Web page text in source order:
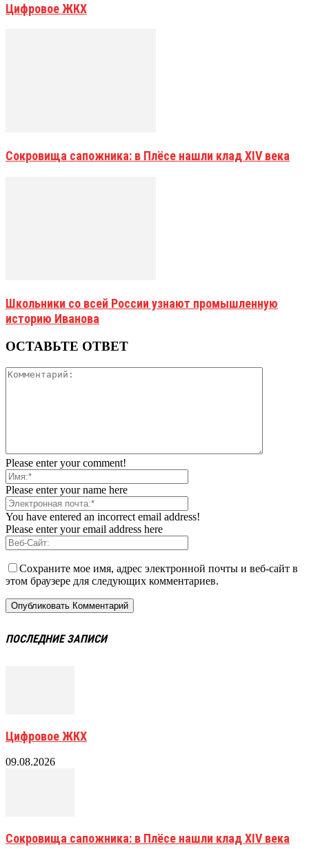
Цифровое ЖКХ
Сокровища сапожника: в Плёсе нашли клад XIV века
Школьники со всей России узнают промышленную
историю Иванова
ОСТАВЬТЕ ОТВЕТ
Please enter your comment!
Please enter your name here
You have entered an incorrect email address!
Please enter your email address here
Сохраните мое имя, адрес электронной почты и веб-сайт в
этом браузере для следующих комментариев.
ПОСЛЕДНИЕ ЗАПИСИ
Цифровое ЖКХ
09.08.2026
Сокровища сапожника: в Плёсе нашли клад XIV века